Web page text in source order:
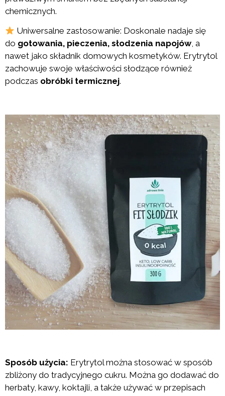
chemicznych.
Uniwersalne zastosowanie: Doskonale nadaje się
do gotowania, pieczenia, słodzenia napojów , a
nawet jako składnik domowych kosmetyków. Erytrytol
zachowuje swoje właściwości słodzące również
podczas obróbki termicznej.
Sposób użycia: Erytrytol można stosować w sposób
zbliżony do tradycyjnego cukru. Można go dodawać do
herbaty, kawy, koktajli, a także używać w przepisach